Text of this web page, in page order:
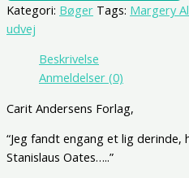
Kategori: Bøger Tags: Margery
udvej
Beskrivelse
Anmeldelser (0)
Carit Andersens Forlag,
“Jeg fandt engang et lig
Stanislaus Oates…..”